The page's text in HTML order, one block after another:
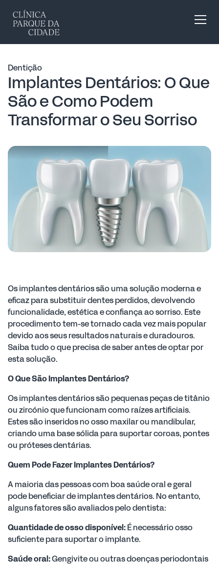
Dentição
Implantes Dentários: O Que
São e Como Podem
Transformar o Seu Sorriso
Os implantes dentários são uma solução moderna e
eficaz para substituir dentes perdidos, devolvendo
funcionalidade, estética e confiança ao sorriso. Este
procedimento tem-se tornado cada vez mais popular
devido aos seus resultados naturais e duradouros.
Saiba tudo o que precisa de saber antes de optar por
esta solução.
O Que São Implantes Dentários?
Os implantes dentários são pequenas peças de titânio
ou zircónio que funcionam como raízes artificiais.
Estes são inseridos no osso maxilar ou mandibular,
criando uma base sólida para suportar coroas, pontes
ou próteses dentárias.
Quem Pode Fazer Implantes Dentários?
A maioria das pessoas com boa saúde oral e geral
pode beneficiar de implantes dentários. No entanto,
alguns fatores são avaliados pelo dentista:
Quantidade de osso disponível: É necessário osso
suficiente para suportar o implante.
Saúde oral: Gengivite ou outras doenças periodontais